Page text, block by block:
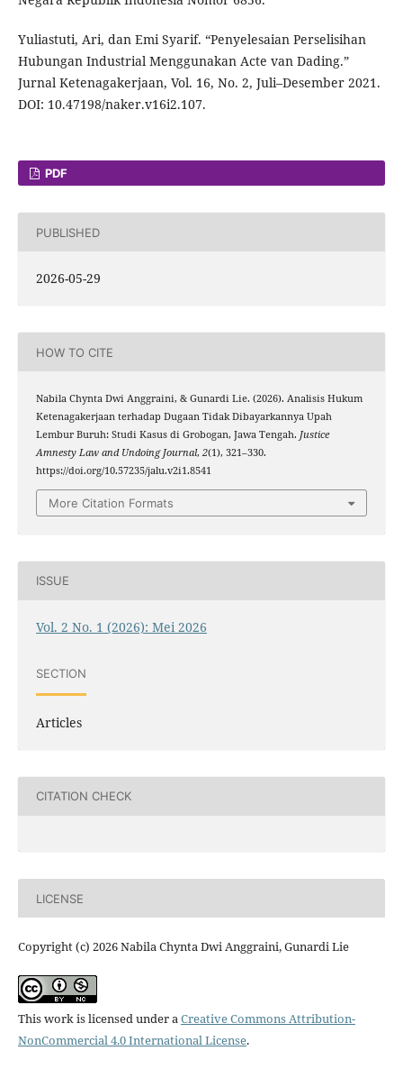
Yuliastuti, Ari, dan Emi Syarif. “Penyelesaian Perselisihan
Hubungan Industrial Menggunakan Acte van Dading.”
Jurnal Ketenagakerjaan, Vol. 16, No. 2, Juli–Desember 2021.
DOI: 10.47198/naker.v16i2.107.
PDF
PUBLISHED
2026-05-29
HOW TO CITE
Nabila Chynta Dwi Anggraini, & Gunardi Lie. (2026). Analisis Hukum
Ketenagakerjaan terhadap Dugaan Tidak Dibayarkannya Upah
Lembur Buruh: Studi Kasus di Grobogan, Jawa Tengah. Justice
Amnesty Law and Undoing Journal, 2(1), 321–330.
https://doi.org/10.57235/jalu.v2i1.8541
More Citation Formats
ISSUE
Vol. 2 No. 1 (2026): Mei 2026
SECTION
Articles
CITATION CHECK
LICENSE
Copyright (c) 2026 Nabila Chynta Dwi Anggraini, Gunardi Lie
This work is licensed under aCreative Commons Attribution-
NonCommercial 4.0 International License.